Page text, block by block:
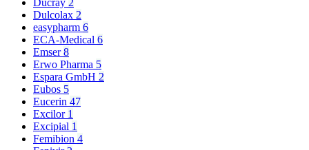
Ducray 2
Dulcolax 2
easypharm 6
ECA-Medical 6
Emser8
Erwo Pharma 5
Espara GmbH 2
Eubos 5
Eucerin 47
Excilor 1
Excipial 1
Femibion 4